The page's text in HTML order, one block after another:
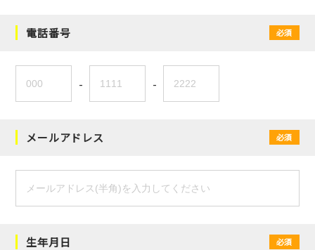
電話番号 必須
- -
メールアドレス 必須
生年月日 必須